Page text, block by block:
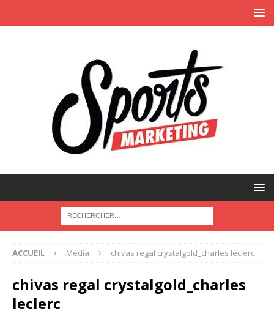
ACCUEIL Média chivas regal crystalgold_charles leclerc
chivas regal crystalgold_charles
leclerc